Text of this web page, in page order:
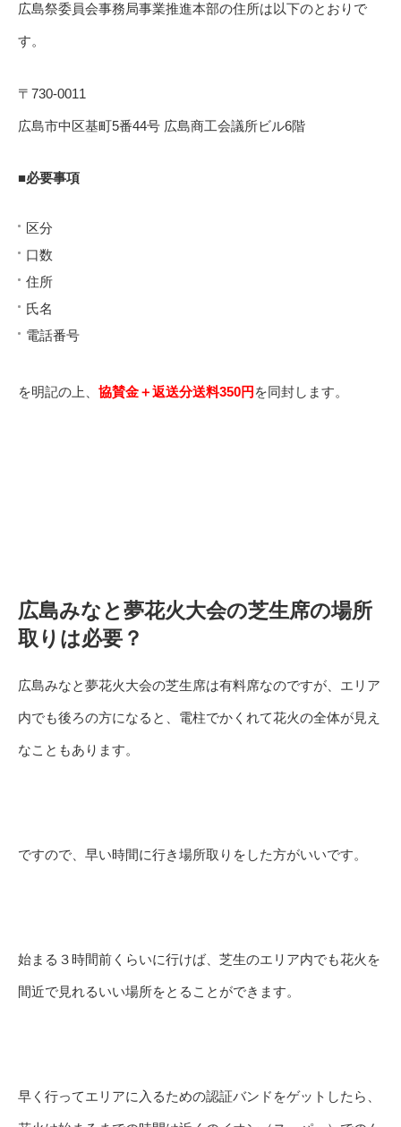
広島祭委員会事務局事業推進本部の住所は以下のとおりで
す。
〒730-0011
広島市中区基町5番44号 広島商工会議所ビル6階
■必要事項
区分
口数
住所
氏名
電話番号
を明記の上、 協賛金＋返送分送料350円 を同封します。
広島みなと夢花火大会の芝生席の場所
取りは必要？
広島みなと夢花火大会の芝生席は有料席なのですが、エリア
内でも後ろの方になると、電柱でかくれて花火の全体が見え
なこともあります。
ですので、早い時間に行き場所取りをした方がいいです。
始まる３時間前くらいに行けば、芝生のエリア内でも花火を
間近で見れるいい場所をとることができます。
早く行ってエリアに入るための認証バンドをゲットしたら、